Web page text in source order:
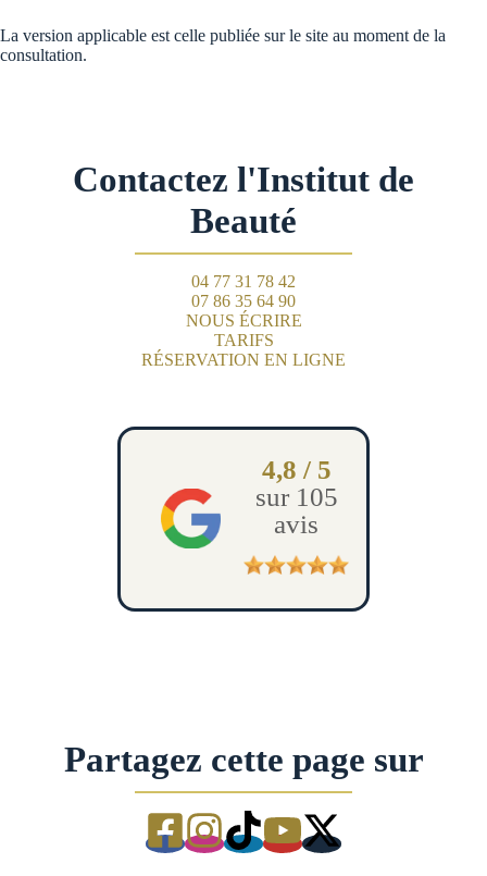
La version applicable est celle publiée sur le site au moment de la
consultation.
Contactez l'Institut de
Beauté
04 77 31 78 42
07 86 35 64 90
NOUS ÉCRIRE
TARIFS
RÉSERVATION EN LIGNE
4,8 / 5
sur 105
avis
Partagez cette page sur